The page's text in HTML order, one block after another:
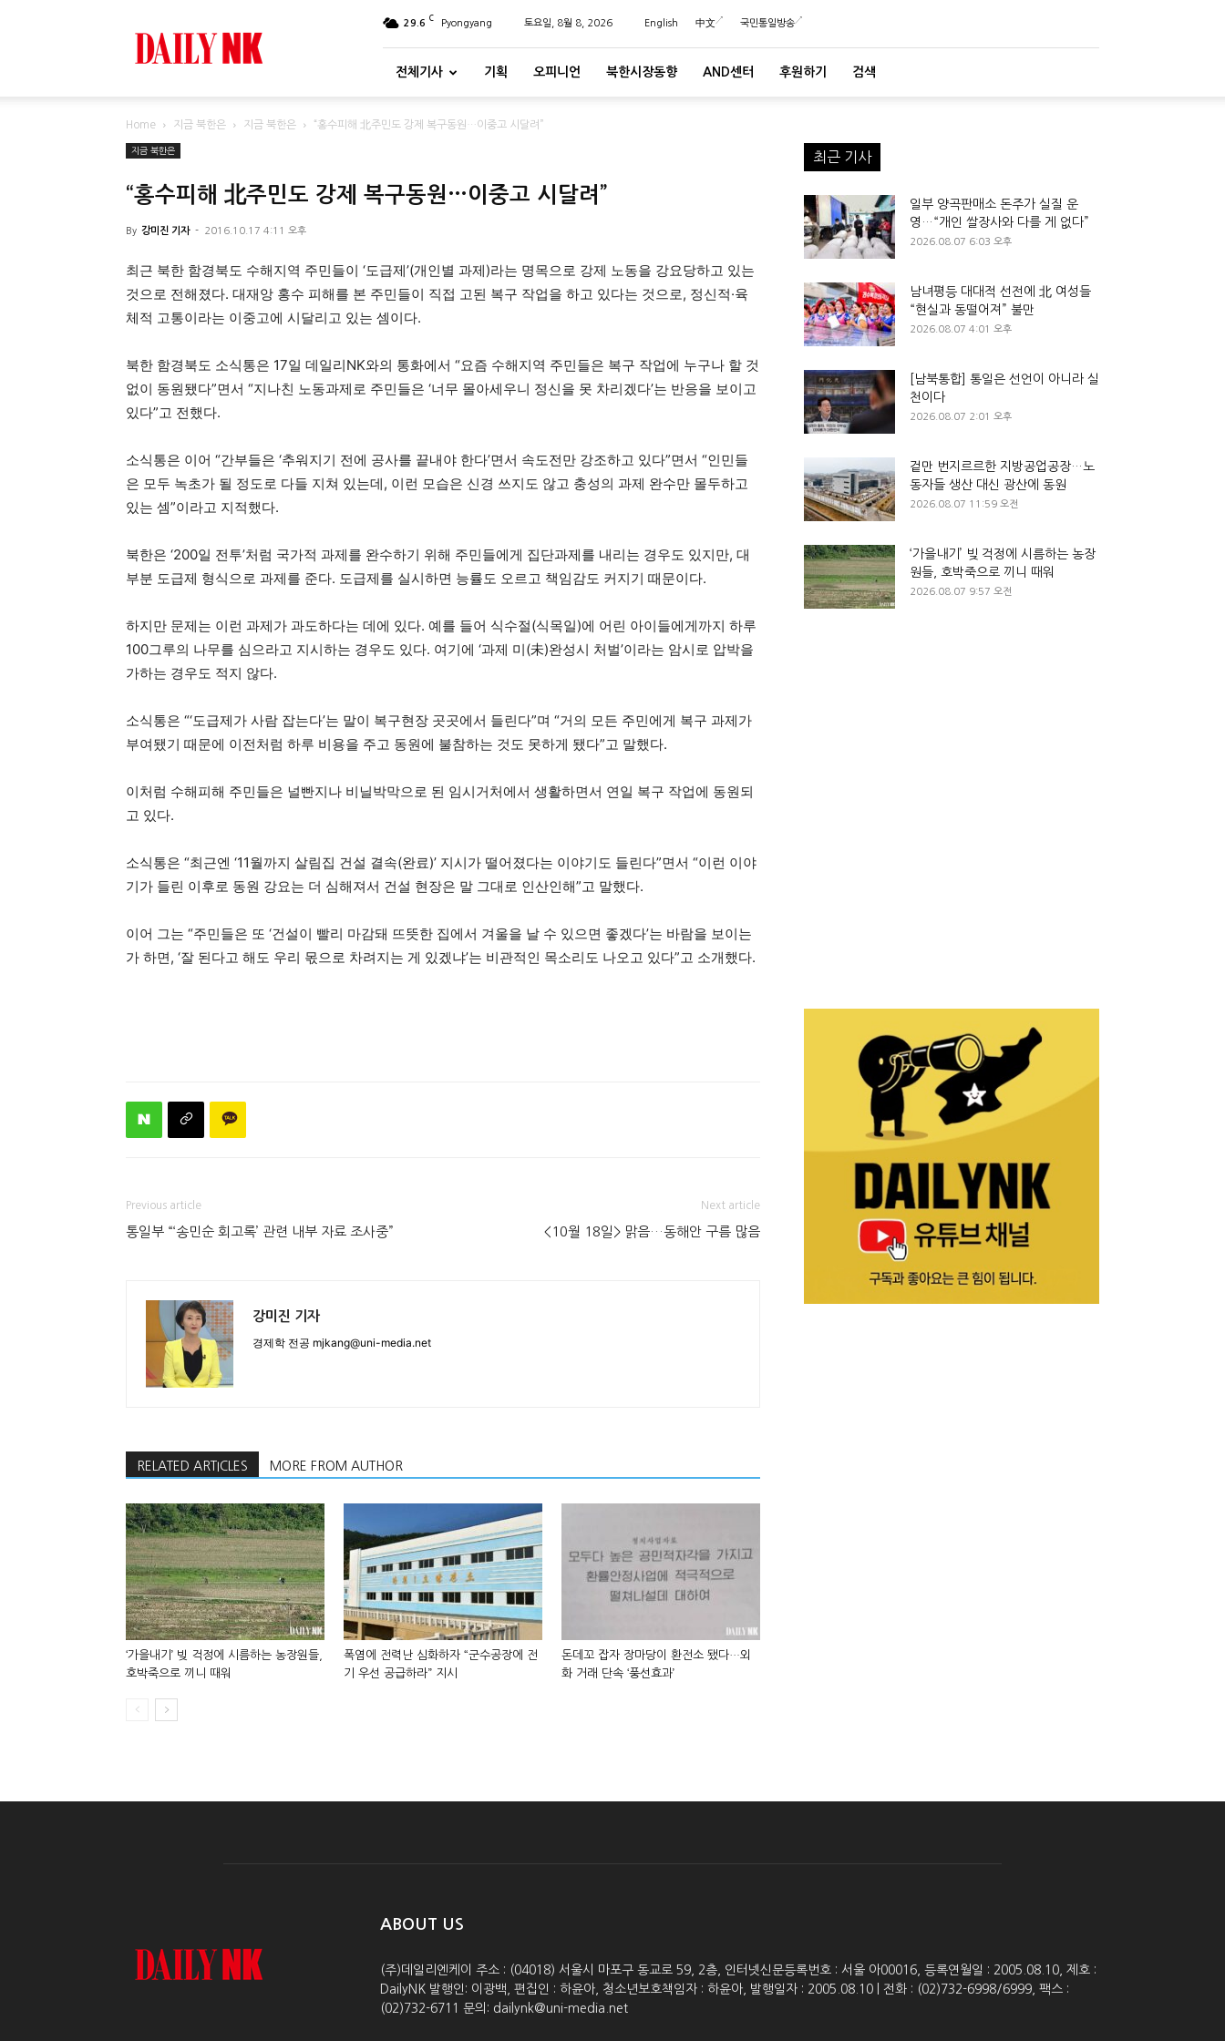
29.6 C Pyongyang 토요일, 8월 8, 2026 English 中文 국민통일방송
전체기사 기획 오피니언 북한시장동향 AND센터 후원하기 검색
Home 지금 북한은 지금 북한은 “홍수피해 北주민도 강제 복구동원…이중고 시달려”
지금 북한은
“홍수피해 北주민도 강제 복구동원…이중고 시달려”
By 강미진 기자 - 2016.10.17 4:11 오후
최근 북한 함경북도 수해지역 주민들이 ‘도급제’(개인별 과제)라는 명목으로 강제 노동을 강요당하고 있는
것으로 전해졌다. 대재앙 홍수 피해를 본 주민들이 직접 고된 복구 작업을 하고 있다는 것으로, 정신적·육
체적 고통이라는 이중고에 시달리고 있는 셈이다.
북한 함경북도 소식통은 17일 데일리NK와의 통화에서 “요즘 수해지역 주민들은 복구 작업에 누구나 할 것
없이 동원됐다”면서 “지나친 노동과제로 주민들은 ‘너무 몰아세우니 정신을 못 차리겠다’는 반응을 보이고
있다”고 전했다.
소식통은 이어 “간부들은 ‘추워지기 전에 공사를 끝내야 한다’면서 속도전만 강조하고 있다”면서 “인민들
은 모두 녹초가 될 정도로 다들 지쳐 있는데, 이런 모습은 신경 쓰지도 않고 충성의 과제 완수만 몰두하고
있는 셈”이라고 지적했다.
북한은 ‘200일 전투’처럼 국가적 과제를 완수하기 위해 주민들에게 집단과제를 내리는 경우도 있지만, 대
부분 도급제 형식으로 과제를 준다. 도급제를 실시하면 능률도 오르고 책임감도 커지기 때문이다.
하지만 문제는 이런 과제가 과도하다는 데에 있다. 예를 들어 식수절(식목일)에 어린 아이들에게까지 하루
100그루의 나무를 심으라고 지시하는 경우도 있다. 여기에 ‘과제 미(未)완성시 처벌’이라는 암시로 압박을
가하는 경우도 적지 않다.
소식통은 “‘도급제가 사람 잡는다’는 말이 복구현장 곳곳에서 들린다”며 “거의 모든 주민에게 복구 과제가
부여됐기 때문에 이전처럼 하루 비용을 주고 동원에 불참하는 것도 못하게 됐다”고 말했다.
이처럼 수해피해 주민들은 널빤지나 비닐박막으로 된 임시거처에서 생활하면서 연일 복구 작업에 동원되
고 있다.
소식통은 “최근엔 ‘11월까지 살림집 건설 결속(완료)’ 지시가 떨어졌다는 이야기도 들린다”면서 “이런 이야
기가 들린 이후로 동원 강요는 더 심해져서 건설 현장은 말 그대로 인산인해”고 말했다.
이어 그는 “주민들은 또 ‘건설이 빨리 마감돼 뜨뜻한 집에서 겨울을 날 수 있으면 좋겠다’는 바람을 보이는
가 하면, ‘잘 된다고 해도 우리 몫으로 차려지는 게 있겠냐’는 비관적인 목소리도 나오고 있다”고 소개했다.
Previous article
통일부 “‘송민순 회고록’ 관련 내부 자료 조사중”
Next article
<10월 18일> 맑음…동해안 구름 많음
강미진 기자
경제학 전공 mjkang@uni-media.net
RELATED ARTICLES MORE FROM AUTHOR
‘가을내기’ 빚 걱정에 시름하는 농장원들,
호박죽으로 끼니 때워
폭염에 전력난 심화하자 “군수공장에 전
기 우선 공급하라” 지시
돈데꼬 잡자 장마당이 환전소 됐다…외
화 거래 단속 ‘풍선효과’
최근 기사
일부 양곡판매소 돈주가 실질 운
영…“개인 쌀장사와 다를 게 없다”
2026.08.07 6:03 오후
남녀평등 대대적 선전에 北 여성들
“현실과 동떨어져” 불만
2026.08.07 4:01 오후
[남북통합] 통일은 선언이 아니라 실
천이다
2026.08.07 2:01 오후
겉만 번지르르한 지방공업공장…노
동자들 생산 대신 광산에 동원
2026.08.07 11:59 오전
‘가을내기’ 빚 걱정에 시름하는 농장
원들, 호박죽으로 끼니 때워
2026.08.07 9:57 오전
ABOUT US
(주)데일리엔케이 주소 : (04018) 서울시 마포구 동교로 59, 2층, 인터넷신문등록번호 : 서울 아00016, 등록연월일 : 2005.08.10, 제호 :
DailyNK 발행인: 이광백, 편집인 : 하윤아, 청소년보호책임자 : 하윤아, 발행일자 : 2005.08.10 | 전화 : (02)732-6998/6999, 팩스 :
(02)732-6711 문의: dailynk@uni-media.net